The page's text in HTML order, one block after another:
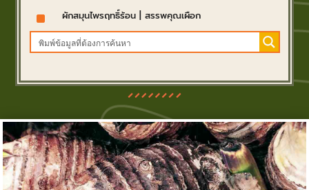
^ ผักสมุนไพรฤทธิ์ร้อน| สรรพคุณเผือก